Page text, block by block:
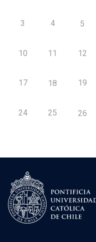
3 4 5
10 11 12
17 18 19
24 25 26